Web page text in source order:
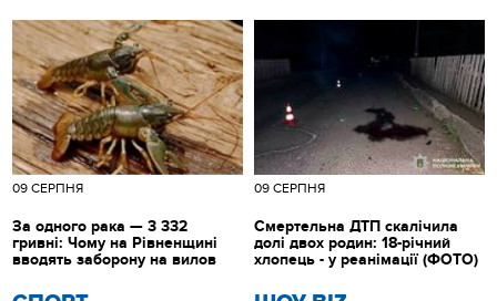
09 СЕРПНЯ
За одного рака — 3 332
гривні: Чому на Рівненщині
вводять заборону на вилов
09 СЕРПНЯ
Смертельна ДТП скалічила
долі двох родин: 18-річний
хлопець - у реанімації (ФОТО)